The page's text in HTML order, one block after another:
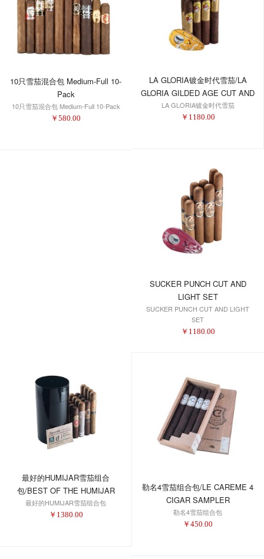
10只雪茄混合包 Medium-Full 10-
Pack
10只雪茄混合包 Medium-Full 10-Pack
￥ 580.00
LA GLORIA镀金时代雪茄/LA
GLORIA GILDED AGE CUT AND
LIGHT SET 1
LA GLORIA镀金时代雪茄
￥ 1180.00
SUCKER PUNCH CUT AND
LIGHT SET
SUCKER PUNCH CUT AND LIGHT
SET
￥ 1180.00
最好的HUMIJAR雪茄组合
包/BEST OF THE HUMIJAR
SAMPLER
最好的HUMIJAR雪茄组合包
￥ 1380.00
勒名4雪茄组合包/LE CAREME 4
CIGAR SAMPLER
勒名4雪茄组合包
￥ 450.00